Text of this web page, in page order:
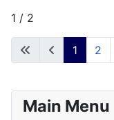
Main Menu
1 / 2
1 2